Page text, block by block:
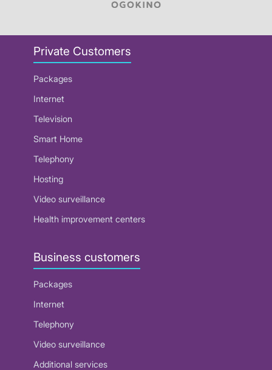
Private Customers
Packages
Internet
Television
Smart Home
Telephony
Hosting
Video surveillance
Health improvement centers
Business customers
Packages
Internet
Telephony
Video surveillance
Additional services